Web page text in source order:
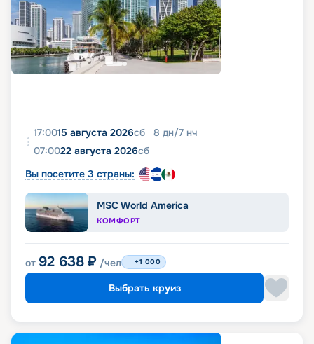
17:0015 августа 2026сб 8 дн/7 нч
07:0022 августа 2026сб
Вы посетите 3 страны:
MSC World America
КОМФОРТ
от 92 638 ₽ /чел +1 000
Выбрать круиз